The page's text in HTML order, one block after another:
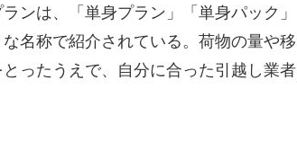
ンは、「単身プラン」「単身パック」
名称で紹介されている。荷物の量や移
ったうえで、自分に合った引越し業者